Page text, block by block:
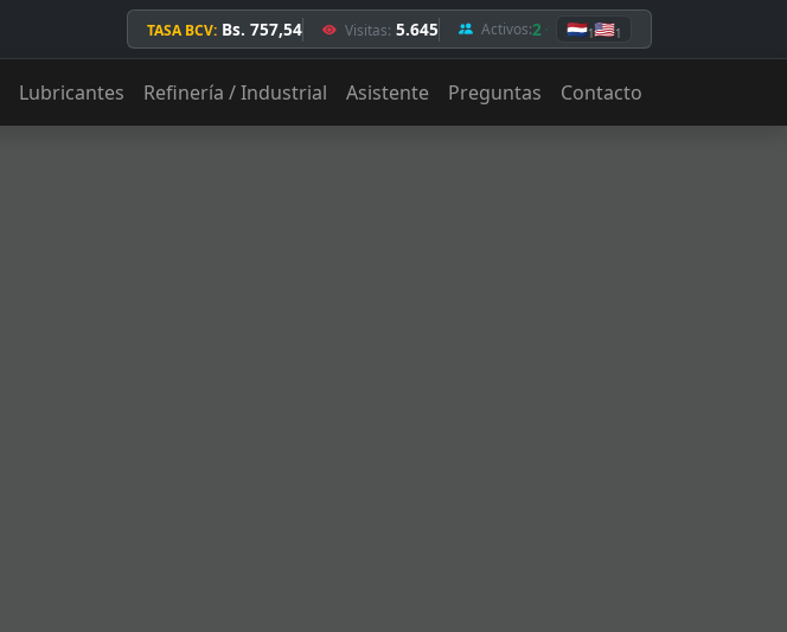
TASA BCV: Bs. 757,54 Visitas: 5.645 Activos:2 🇳🇱1🇺🇸1
Lubricantes Refinería / Industrial Asistente Preguntas Contacto